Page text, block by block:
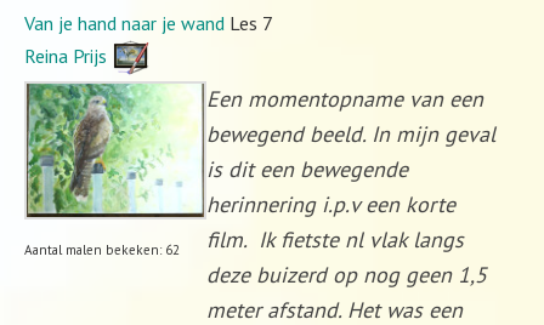
Van je hand naar je wand Les 7
Reina Prijs
Aantal malen bekeken: 62
Een momentopname van een
bewegend beeld. In mijn geval
is dit een bewegende
herinnering i.p.v een korte
film. Ik fietste nl vlak langs
deze buizerd op nog geen 1,5
meter afstand. Het was een